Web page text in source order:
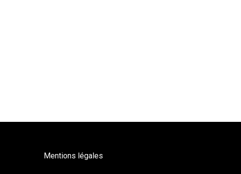
Mentions légales